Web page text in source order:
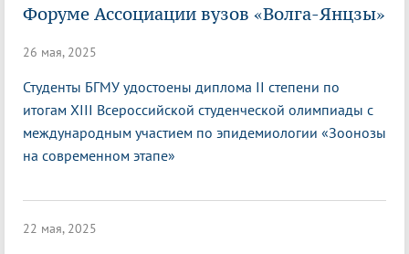
Форуме Ассоциации вузов «Волга-Янцзы»
26 мая, 2025
Студенты БГМУ удостоены диплома II степени по
итогам XIII Всероссийской студенческой олимпиады с
международным участием по эпидемиологии «Зоонозы
на современном этапе»
22 мая, 2025